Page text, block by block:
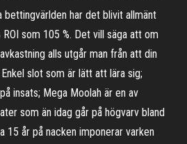
bettingvärlden har det blivit allmänt
som 105 %. Det vill säga att om
alls utgår man från att din
slot som är lätt att lära sig;
insats; Mega Moolah är en av
som än idag går på högvarv bland
15 år på nacken imponerar varken